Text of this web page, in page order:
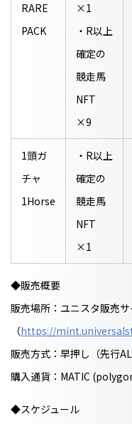
RARE
PACK
×1
・R以上
確定の
競走馬
NFT
×9
1頭ガ
チャ
1Horse
・R以上
確定の
競走馬
NFT
×1
◆販売概要
販売場所：ユニスタ販売サ
（https://
販売方式：早押し（先行AL
購入通貨：MATIC
◆スケジュール